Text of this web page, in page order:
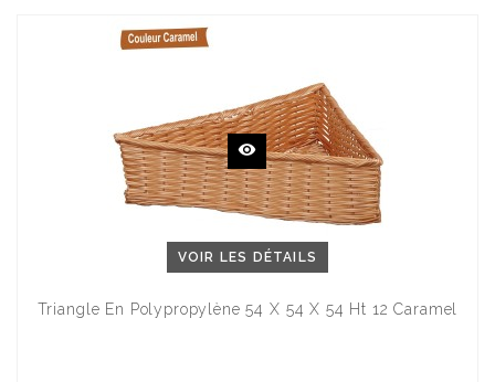
VOIR LES DÉTAILS
Triangle En Polypropylène 54 X 54 X 54 Ht 12 Caramel